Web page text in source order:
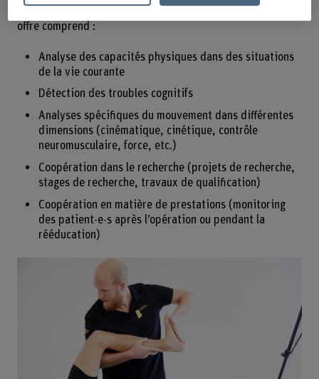
offre comprend :
Analyse des capacités physiques dans des situations
de la vie courante
Détection des troubles cognitifs
Analyses spécifiques du mouvement dans différentes
dimensions (cinématique, cinétique, contrôle
neuromusculaire, force, etc.)
Coopération dans le recherche (projets de recherche,
stages de recherche, travaux de qualification)
Coopération en matière de prestations (monitoring
des patient-e-s après l’opération ou pendant la
rééducation)